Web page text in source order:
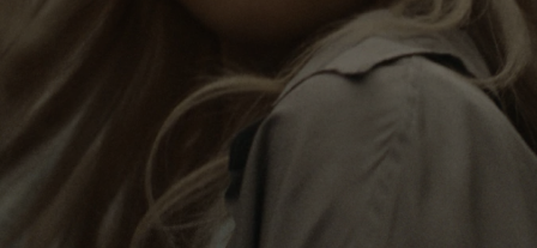
UNMUTE
彼女が愛用する RIMOWA Classic キャビン は、さ
まざまな旅の思い出を彼女に蘇らせます。ひとつ
ひとつのステッカー、傷跡、へこみが、彼女の旅
の軌跡です。